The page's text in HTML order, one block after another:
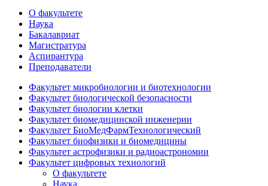
О факультете
Наука
Бакалавриат
Магистратура
Аспирантура
Преподаватели
Факультет микробиологии и биотехнологии
Факультет биологической безопасности
Факультет биологии клетки
Факультет биомедицинской инженерии
Факультет БиоМедФармТехнологический
Факультет биофизики и биомедицины
Факультет астрофизики и радиоастрономии
Факультет цифровых технологий
О факультете
Наука